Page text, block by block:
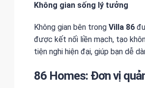
Không gian sống lý tưởng
Không gian bên trong Villa 86
được kết nối liền mạch, tạo
tiện nghi hiện đại, giúp bạn dễ
86 Homes: Đơn vị